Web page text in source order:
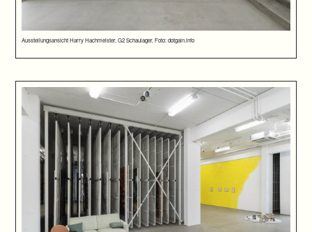
Ausstellungsansicht Harry Hachmeister, G2 Schaulager, Foto: dotgain.info